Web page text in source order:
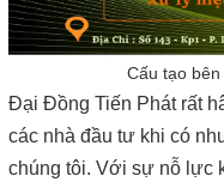
Cấu tạo
Đại Đồng Tiến Phát rất
các nhà đầu tư khi có
chúng tôi. Với sự nỗ lực